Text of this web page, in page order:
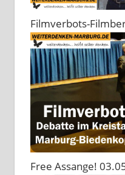
Filmverbots-
Free Assange!